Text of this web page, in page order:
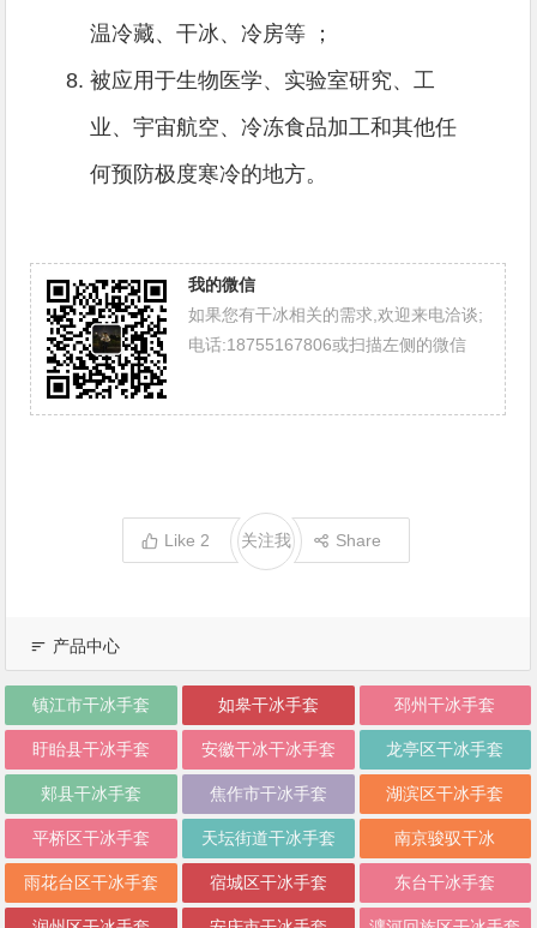
温冷藏、干冰、冷房等 ；
被应用于生物医学、实验室研究、工
业、宇宙航空、冷冻食品加工和其他任
何预防极度寒冷的地方。
我的微信
如果您有干冰相关的需求,欢迎来电洽谈;
电话:18755167806或扫描左侧的微信
Like2 Share
关注我
产品中心
镇江市干冰手套 如皋干冰手套 邳州干冰手套
盱眙县干冰手套 安徽干冰干冰手套 龙亭区干冰手套
郏县干冰手套 焦作市干冰手套 湖滨区干冰手套
平桥区干冰手套 天坛街道干冰手套 南京骏驭干冰
雨花台区干冰手套 宿城区干冰手套 东台干冰手套